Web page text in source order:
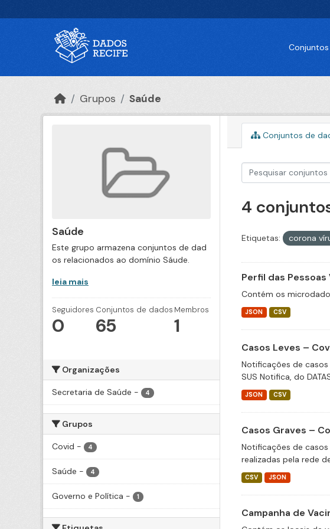
Grupos Saúde
Saúde
Este grupo armazena conjuntos de dad
os relacionados ao domínio Sáude.
leia mais
Seguidores
0
Conjuntos de dados
65
Membros
1
Organizações
Secretaria de Saúde - 4
Grupos
Covid - 4
Saúde - 4
Governo e Política - 1
Conjuntos de
4
Etiquetas: corona
Perfil das
Contém os
JSON CSV
Casos Leves –
Notificações de
SUS Notifica, do
JSON CSV
Casos Graves –
Notificações de casos
realizadas pela rede
CSV JSON
Campanha de